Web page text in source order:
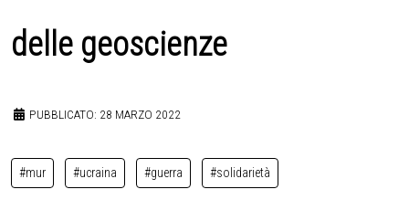
delle geoscienze
PUBBLICATO: 28 MARZO 2022
#mur #ucraina #guerra #solidarietà